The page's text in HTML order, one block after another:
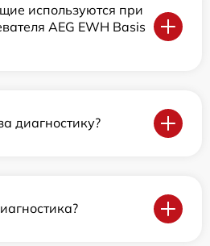
используются при
AEG EWH Basis
диагностику?